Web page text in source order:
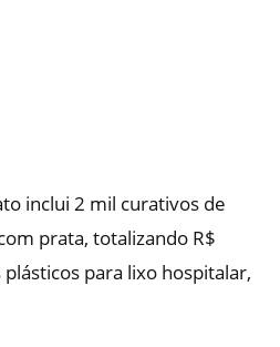
inclui 2 mil curativos de
prata, totalizando R$
para lixo hospitalar,